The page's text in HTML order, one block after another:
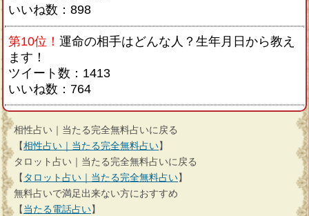
いいね数：898
第10位！ 運命の相手はどんな人？生年月日から教え
ます！
ツイート数：1413
いいね数：764
相性占い｜当たる完全無料占いに戻る
【相性占い｜当たる完全無料占い】
タロット占い｜当たる完全無料占いに戻る
【 タロット占い｜当たる完全無料占い】
無料占いで満足出来ない方におすすめ
【当たる電話占い】